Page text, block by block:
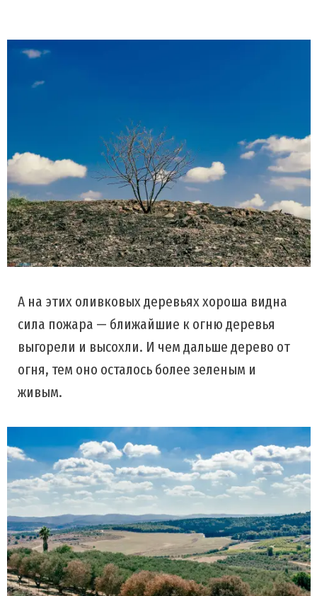
А на этих оливковых деревьях хороша видна
сила пожара — ближайшие к огню деревья
выгорели и высохли. И чем дальше дерево от
огня, тем оно осталось более зеленым и
живым.